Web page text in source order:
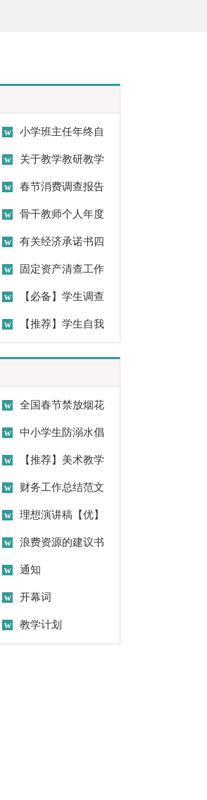
小学班主任年终自
我鉴定关于教学教研教学
总结4篇
春节消费调查报告
骨干教师个人年度
工作计划
有关经济承诺书四
篇 固定资产清查工作
报告13篇【必备】学生调查
报告范文合集八篇
【推荐】学生自我
全国春节禁放烟花
爆竹通知
中小学生防溺水倡
议书4篇【推荐】美术教学
计划三篇
财务工作总结范文
理想演讲稿【优】
浪费资源的建议书
通知
开幕词
教学计划